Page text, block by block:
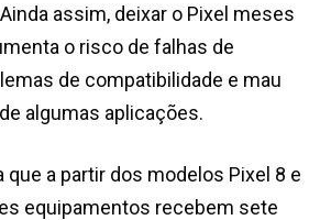
assim, deixar o Pixel meses
o risco de falhas de
de compatibilidade e mau
algumas aplicações.
que a partir dos modelos Pixel 8 e
equipamentos recebem sete